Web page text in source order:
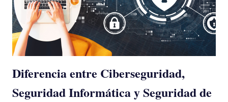
Diferencia entre Ciberseguridad,
Seguridad Informática y Seguridad de